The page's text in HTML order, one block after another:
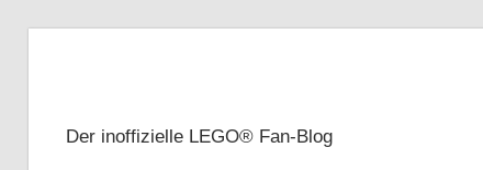
Der inoffizielle LEGO® Fan-Blog